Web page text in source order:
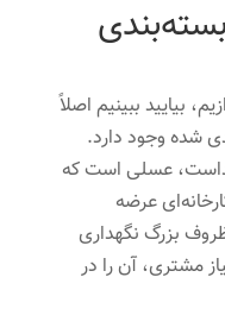
بیایید ببینیم اصلاً
شده وجود دارد.
عسلی است که
عرضه
بزرگ نگهداری
مشتری، آن را در